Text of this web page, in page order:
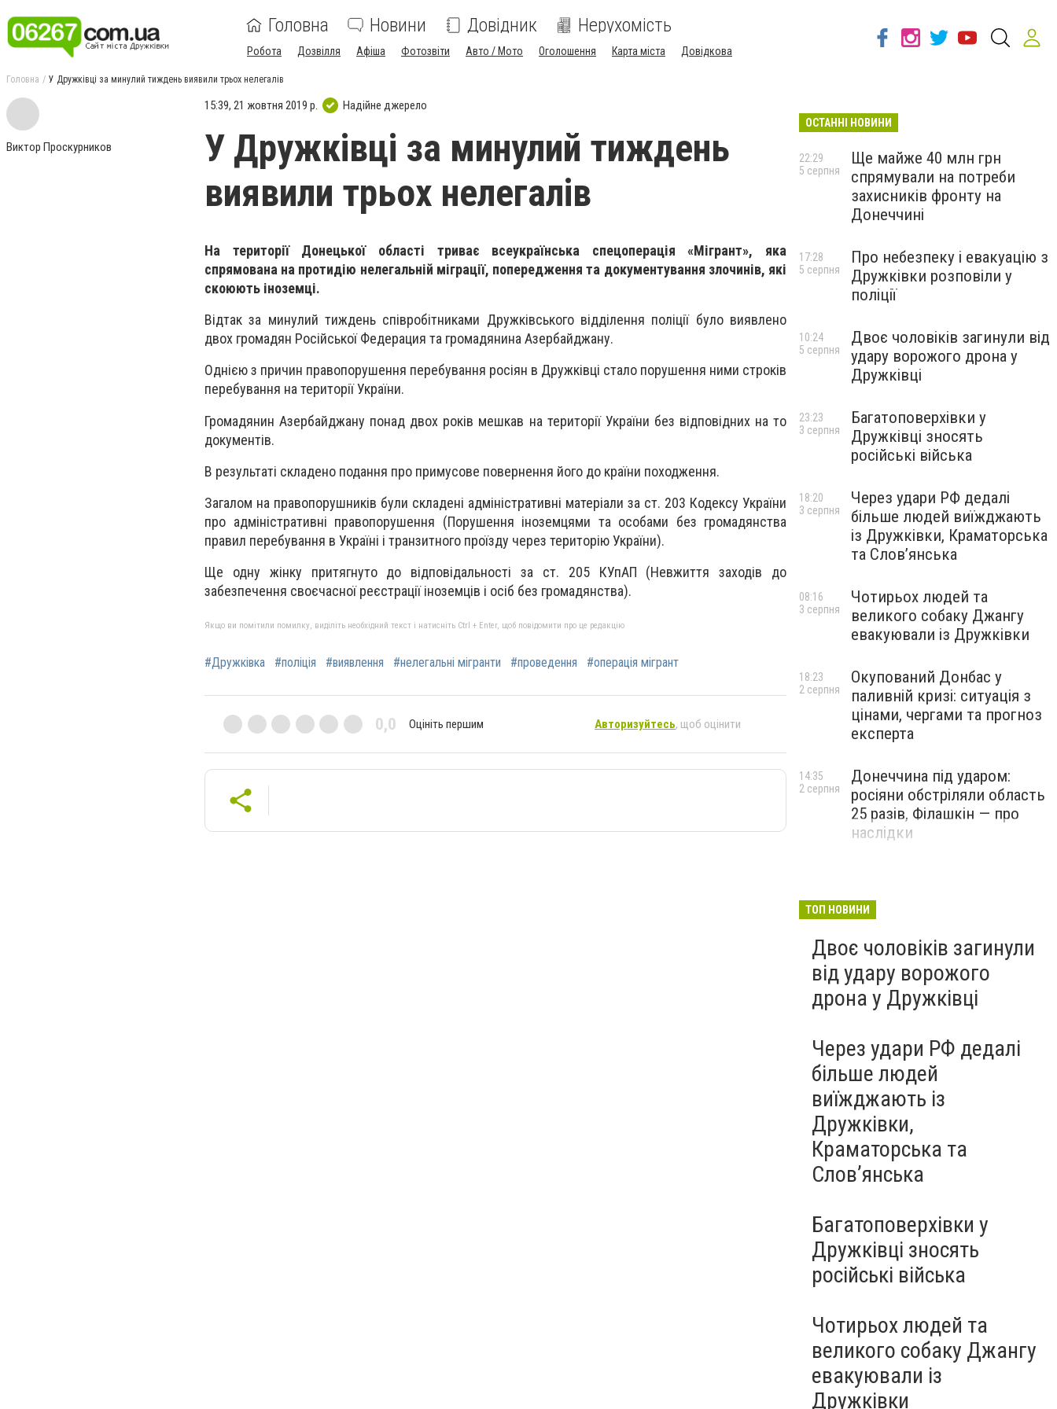
Головна Новини Довідник Нерухомість
Робота Дозвілля Афіша Фотозвіти Авто / Мото Оголошення Карта міста Довідкова
Головна У Дружківці за минулий тиждень виявили трьох нелегалів
Виктор Проскурников
15:39, 21 жовтня 2019 р. Надійне джерело
У Дружківці за минулий тиждень
виявили трьох нелегалів
На території Донецької області триває всеукраїнська спецоперація «Мігрант», яка
спрямована на протидію нелегальній міграції, попередження та документування злочинів, які
скоюють іноземці.
Відтак за минулий тиждень співробітниками Дружківського відділення поліції було виявлено
двох громадян Російської Федерация та громадянина Азербайджану.
Однією з причин правопорушення перебування росіян в Дружківці стало порушення ними строків
перебування на території України.
Громадянин Азербайджану понад двох років мешкав на території України без відповідних на то
документів.
В результаті складено подання про примусове повернення його до країни походження.
Загалом на правопорушників були складені адміністративні матеріали за ст. 203 Кодексу України
про адміністративні правопорушення (Порушення іноземцями та особами без громадянства
правил перебування в Україні і транзитного проїзду через територію України).
Ще одну жінку притягнуто до відповідальності за ст. 205 КУпАП (Невжиття заходів до
забезпечення своєчасної реєстрації іноземців і осіб без громадянства).
Якщо ви помітили помилку, виділіть необхідний текст і натисніть Ctrl + Enter, щоб повідомити про це редакцію
#Дружківка #поліція #виявлення #нелегальні мігранти #проведення #операція мігрант
0,0 Оцініть першим Авторизуйтесь, щоб оцінити
ОСТАННІ НОВИНИ
Ще майже 40 млн грн
спрямували на потреби
захисників фронту на
Донеччині
22:29
5 серпня
Про небезпеку і евакуацію з
Дружківки розповіли у
поліції
17:28
5 серпня
Двоє чоловіків загинули від
удару ворожого дрона у
Дружківці
10:24
5 серпня
Багатоповерхівки у
Дружківці зносять
російські війська
23:23
3 серпня
Через удари РФ дедалі
більше людей виїжджають
із Дружківки, Краматорська
та Слов’янська
18:20
3 серпня
Чотирьох людей та
великого собаку Джангу
евакуювали із Дружківки
08:16
3 серпня
Окупований Донбас у
паливній кризі: ситуація з
цінами, чергами та прогноз
експерта
18:23
2 серпня
Донеччина під ударом:
росіяни обстріляли область
25 разів, Філашкін — про
наслідки
14:35
2 серпня
ТОП НОВИНИ
Двоє чоловіків загинули
від удару ворожого
дрона у Дружківці
Через удари РФ дедалі
більше людей
виїжджають із
Дружківки,
Краматорська та
Слов’янська
Багатоповерхівки у
Дружківці зносять
російські війська
Чотирьох людей та
великого собаку Джангу
евакуювали із
Дружківки